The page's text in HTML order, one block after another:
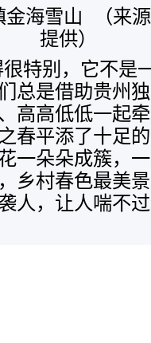
金海雪山 （来
提供）
特别，它不是
总是借助贵州
高高低低一起
春平添了十足
一朵朵成簇，
乡村春色最美
人，让人喘不